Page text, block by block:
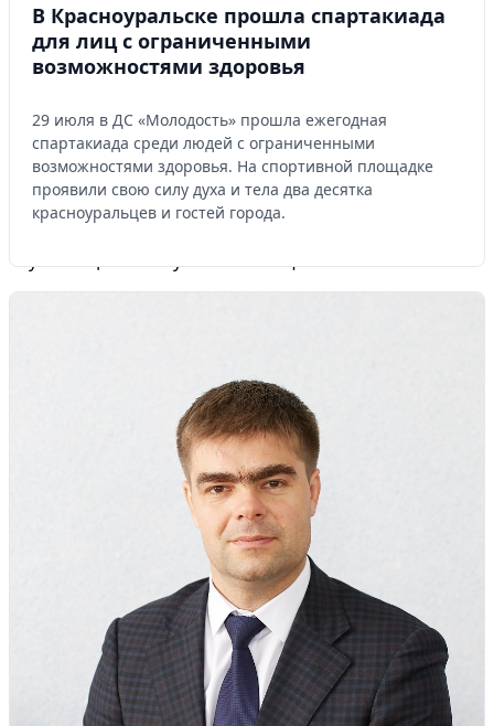
Личный кабинет
публикации и получайте сообщения
В Красноуральске прошла спартакиада
для лиц с ограниченными
возможностями здоровья
29 июля в ДС «Молодость» прошла ежегодная
спартакиада среди людей с ограниченными
возможностями здоровья. На спортивной площадке
проявили свою силу духа и тела два десятка
красноуральцев и гостей города.